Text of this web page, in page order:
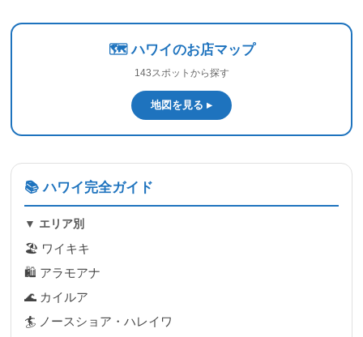
🗺️ ハワイのお店マップ
143スポットから探す
地図を見る ▸
📚 ハワイ完全ガイド
▼ エリア別
🏖 ワイキキ
🛍 アラモアナ
🌊 カイルア
🏄 ノースショア・ハレイワ